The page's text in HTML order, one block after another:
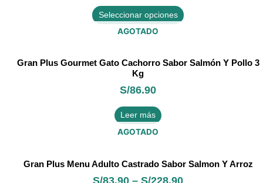
Seleccionar opciones
variantes.
Las
opciones
elegir
en
la
página
de
producto
AGOTADO
Gran Plus Gourmet Gato Cachorro Sabor Salmón Y Pollo 3
Kg
S/86.90
Leer más
AGOTADO
Gran Plus Menu Adulto Castrado Sabor Salmon Y Arroz
S/83.90 –S/228.90
producto